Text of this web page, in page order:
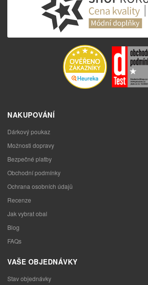
NAKUPOVÁNÍ
Dárkový poukaz
Možnosti dopravy
Bezpečné platby
Obchodní podmínky
Ochrana osobních údajů
Recenze
Jak vybrat obal
Blog
FAQs
VAŠE OBJEDNÁVKY
Stav objednávky